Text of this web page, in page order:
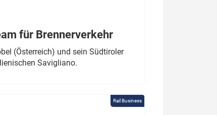
für Brennerverkehr
(Österreich) und sein Südtiroler
Savigliano.
Rail Business